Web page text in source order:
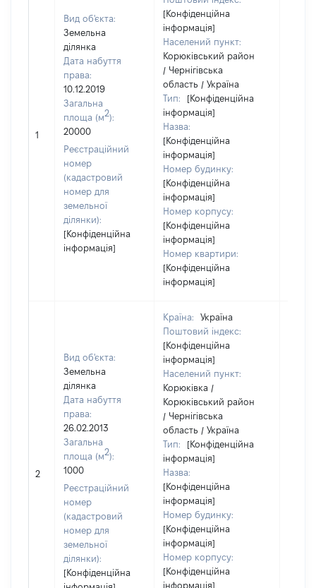
1
Вид об'єкта:
Земельна
ділянка
Дата набуття
права:
10.12.2019
Загальна
площа (м2):
20000
Реєстраційний
номер
(кадастровий
номер для
земельної
ділянки):
[Конфіденційна
інформація]
[Конфіденційна
інформація]
Населений пункт:
Корюківський район
/ Чернігівська
область / Україна
Тип:
[Конфіденційна
інформація]
Назва:
[Конфіденційна
інформація]
Номер будинку:
[Конфіденційна
інформація]
Номер корпусу:
[Конфіденційна
інформація]
Номер квартири:
[Конфіденційна
інформація]
2
Вид об'єкта:
Земельна
ділянка
Дата набуття
права:
26.02.2013
Загальна
площа (м2):
1000
Реєстраційний
номер
(кадастровий
номер для
земельної
ділянки):
[Конфіденційна
Країна:
Україна
Поштовий індекс:
[Конфіденційна
інформація]
Населений пункт:
Корюківка /
Корюківський район
/ Чернігівська
область / Україна
Тип:
[Конфіденційна
інформація]
Назва:
[Конфіденційна
інформація]
Номер будинку:
[Конфіденційна
інформація]
Номер корпусу:
[Конфіденційна
інформація]